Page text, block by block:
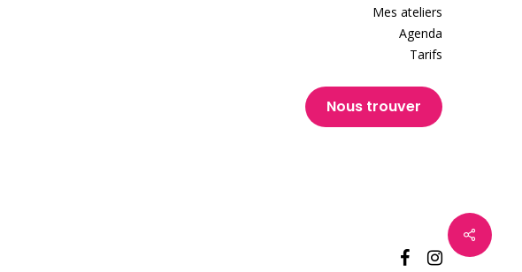
Mes ateliers
Agenda
Tarifs
Nous trouver
facebookinstagram